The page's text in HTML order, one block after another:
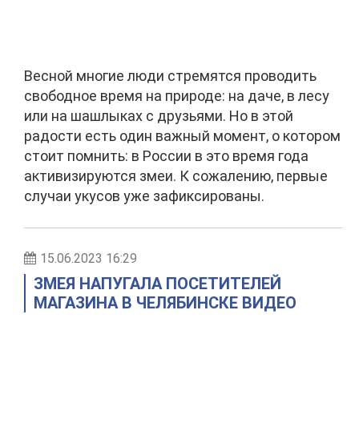
Весной многие люди стремятся проводить
свободное время на природе: на даче, в лесу
или на шашлыках с друзьями. Но в этой
радости есть один важный момент, о котором
стоит помнить: в России в это время года
активизируются змеи. К сожалению, первые
случаи укусов уже зафиксированы.
15.06.2023 16:29
ЗМЕЯ НАПУГАЛА ПОСЕТИТЕЛЕЙ
МАГАЗИНА В ЧЕЛЯБИНСКЕ ВИДЕО